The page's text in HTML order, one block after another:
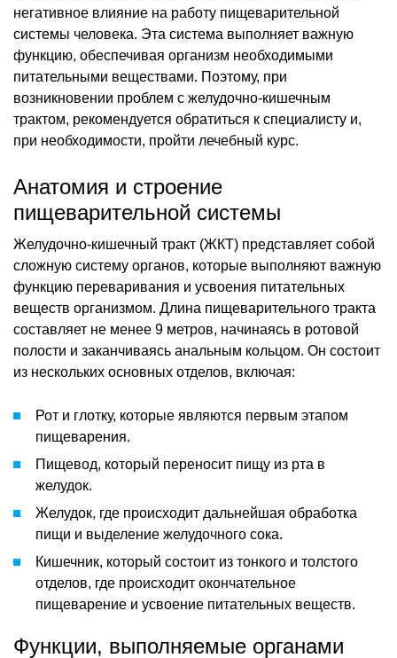
негативное влияние на работу пищеварительной
системы человека. Эта система выполняет важную
функцию, обеспечивая организм необходимыми
питательными веществами. Поэтому, при
возникновении проблем с желудочно-кишечным
трактом, рекомендуется обратиться к специалисту и,
при необходимости, пройти лечебный курс.
Анатомия и строение
пищеварительной системы
Желудочно-кишечный тракт (ЖКТ) представляет собой
сложную систему органов, которые выполняют важную
функцию переваривания и усвоения питательных
веществ организмом. Длина пищеварительного тракта
составляет не менее 9 метров, начинаясь в ротовой
полости и заканчиваясь анальным кольцом. Он состоит
из нескольких основных отделов, включая:
Рот и глотку, которые являются первым этапом
пищеварения.
Пищевод, который переносит пищу из рта в
желудок.
Желудок, где происходит дальнейшая обработка
пищи и выделение желудочного сока.
Кишечник, который состоит из тонкого и толстого
отделов, где происходит окончательное
пищеварение и усвоение питательных веществ.
Функции, выполняемые органами